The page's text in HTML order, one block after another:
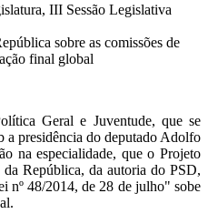
III Sessão Legislativa
sobre as comissões de
final global
Geral e Juventude, que se
a presidência do deputado Adolfo
na especialidade, que o Projeto
República, da autoria do PSD,
nº 48/2014, de 28 de julho" sobe